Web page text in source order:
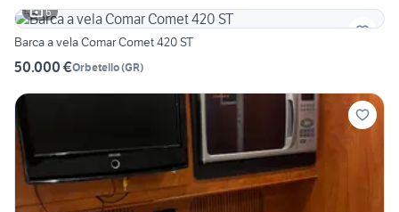
6
Barca a vela Comar Comet 420 ST
50.000 €Orbetello(GR)